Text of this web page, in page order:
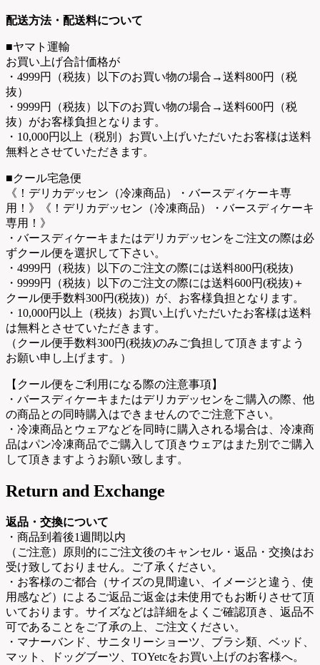
配送方法・配送料について
■ヤマト運輸
お買い上げ合計価格が
・4999円（税抜）以下のお買い物の場合→送料800円（税
抜）
・9999円（税抜）以下のお買い物の場合→送料600円（税
抜）がお客様負担となります。
・10,000円以上（税別）お買い上げいただいたお客様は送料
無料とさせていただきます。
■クール宅急便
《！デリカデッセン（冷凍商品）・バースディケーキ専
用！》《！デリカデッセン（冷凍商品）・バースディケーキ
専用！》
・バースディケーキまたはデリカデッセンをご注文の際は必
ずクール便を選択して下さい。
・4999円（税抜）以下のご注文の際には送料800円(税抜)
・9999円（税抜）以下のご注文の際には送料600円(税抜)＋
クール便手数料300円(税抜)）が、お客様負担となります。
・10,000円以上（税抜）お買い上げいただいたお客様は送料
は無料とさせていただきます。
（クール便手数料300円(税抜)のみご負担して頂きますよう
お願い申し上げます。）
【クール便をご利用になる際の注意事項】
・バースディケーキまたはデリカデッセンをご購入の際、他
の商品との同時購入はできませんのでご注意下さい。
・冷凍商品とウェアなどを同時に購入される場合は、冷凍商
品はパン冷凍商品でご購入して頂きウェアはまた別でご購入
して頂きますようお願い致します。
Return and Exchange
返品・交換について
・商品到着後1週間以内
（ご注意）原則的にご注文後のキャンセル・返品・交換はお
受け致しておりません。ご了承ください。
・お客様のご都合（サイズの見間違い、イメージと違う、使
用感など）によるご返品ご返金は未使用でもお断りさせて頂
いております。サイズなどは詳細をよくご確認頂き、返品不
可であることをご了承の上、ご注文ください。
・マナーバンド、サニタリーショーツ、ブラシ類、ベッド、
マット、ドッグブーツ、TOYetcをお買い上げのお客様へ。